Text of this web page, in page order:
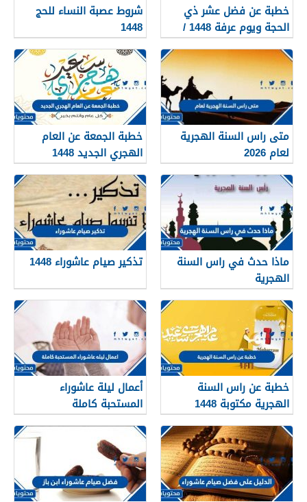
خطبة عن فضل عشر ذي
الحجة ويوم عرفة 1448 /
2026
شروط عصبة النساء للحج
1448
متى راس السنة الهجرية
لعام 2026
خطبة الجمعة عن العام
الهجري الجديد 1448
ماذا حدث في راس السنة
الهجرية
تذكير صيام عاشوراء 1448
خطبة عن راس السنة
الهجرية مكتوبة 1448
أعمال ليلة عاشوراء
المستحبة كاملة